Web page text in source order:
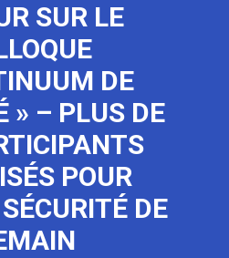
SUR LE
DE
» – PLUS DE
POUR
DE